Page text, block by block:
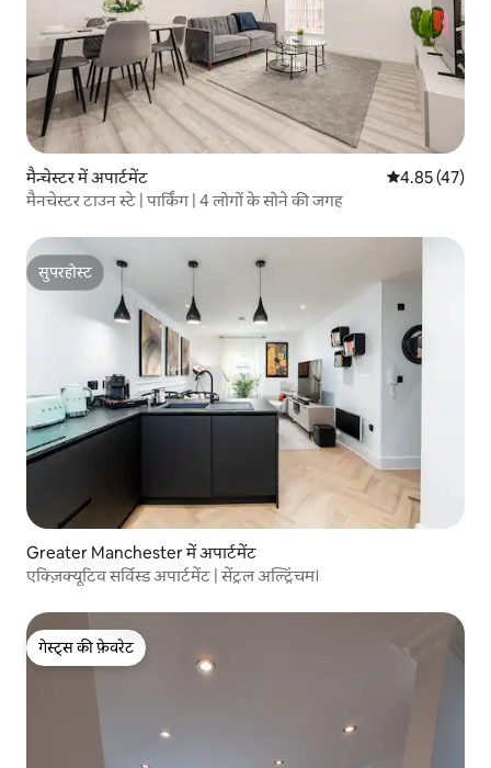
मैन्चेस्टर में अपार्टमेंट औसत रेटिंग 5 में
4.85 (47)
मैनचेस्टर टाउन स्टे | पार्किंग | 4 लोगों के सोने की जगह
सुपरहोस्ट
सुपरहोस्ट
Greater Manchester में अपार्टमेंट
एक्ज़िक्यूटिव सर्विस्ड अपार्टमेंट | सेंट्रल अल्ट्रिंचम।
गेस्ट्स की फ़ेवरेट
गेस्ट्स की फ़ेवरेट